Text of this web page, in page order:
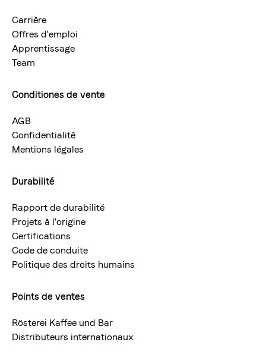
Carrière
Offres d'emploi
Apprentissage
Team
Conditiones de vente
AGB
Confidentialité
Mentions légales
Durabilité
Rapport de durabilité
Projets à l'origine
Certifications
Code de conduite
Politique des droits humains
Points de ventes
Rösterei Kaffee und Bar
Distributeurs internationaux